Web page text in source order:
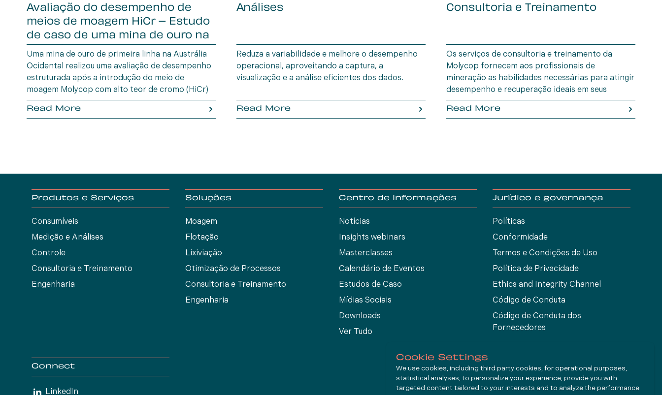
Avaliação do desempenho de
meios de moagem HiCr – Estudo
de caso de uma mina de ouro na
Austrália Oc
Uma mina de ouro de primeira linha na Austrália
Ocidental realizou uma avaliação de desempenho
estruturada após a introdução do meio de
moagem Molycop com alto teor de cromo (HiCr)
em setembro de 2024, para substituir o
fornecedor anterior.
Read More
Análises
Reduza a variabilidade e melhore o desempenho
operacional, aproveitando a captura, a
visualização e a análise eficientes dos dados.
Read More
Consultoria e Treinamento
Os serviços de consultoria e treinamento da
Molycop fornecem aos profissionais de
mineração as habilidades necessárias para atingir
desempenho e recuperação ideais em seus
circuitos e operações de processamento de
minerais.
Read More
Produtos e Serviços
Consumíveis
Medição e Análises
Controle
Consultoria e Treinamento
Engenharia
Soluções
Moagem
Flotação
Lixiviação
Otimização de Processos
Consultoria e Treinamento
Engenharia
Centro de Informações
Notícias
Insights webinars
Masterclasses
Calendário de Eventos
Estudos de Caso
Mídias Sociais
Downloads
Ver Tudo
Jurídico e governança
Políticas
Conformidade
Termos e Condições de Uso
Política de Privacidade
Ethics and Integrity Channel
Código de Conduta
Código de Conduta dos
Fornecedores
Connect
LinkedIn
Cookie Settings
We use cookies, including third party cookies, for operational purposes,
statistical analyses, to personalize your experience, provide you with
targeted content tailored to your interests and to analyze the performance